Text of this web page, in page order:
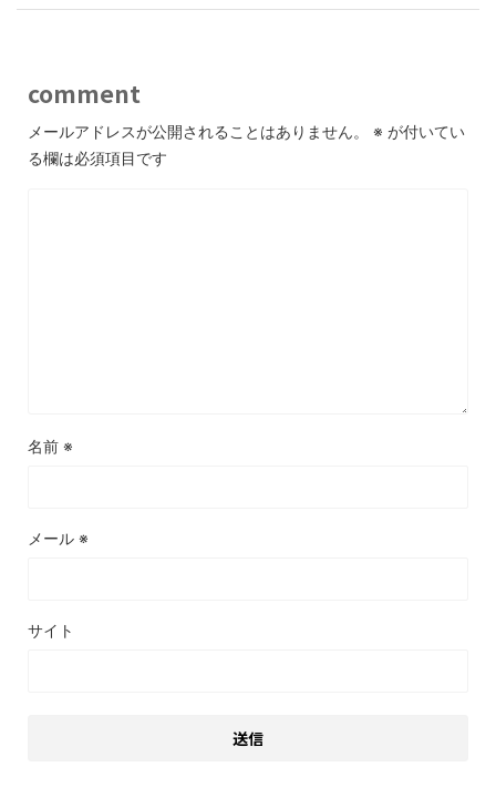
comment
メールアドレスが公開されることはありません。 ※ が付いてい
る欄は必須項目です
名前 ※
メール ※
サイト